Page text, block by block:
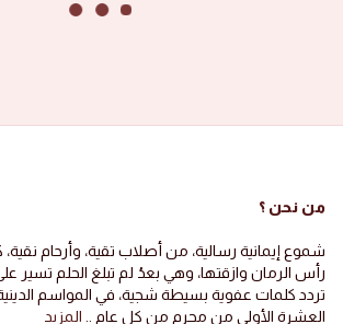
من نحن ؟
شموع إيمانية رسالية، من أصلاب تقية، وأرحام
رأس الرمان وازقتها، وهي بعدُ لم تبلغ الحلم تسير على
تردد كلمات عفوية بسيطة شجية، في المواسم
العشرة الأولى من محرم من كل عام .. المزيد